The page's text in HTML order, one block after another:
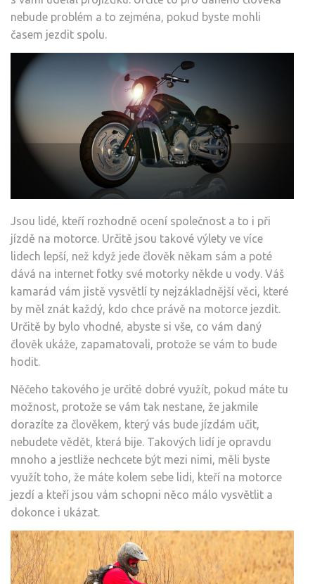
nebude problém a to zejména, pokud byste mohli
časem jezdit spolu.
Jsou lidé, kteří rozhodně ocení společnost a to i při
jízdě na motorce. Určitě jsou takové výlety ve více
lidech lepší, než když jede člověk někam sám a poté
dává na internet fotky své motorky někde u vody. Váš
kamarád vám jistě vysvětlí ty nejzákladnější věci, které
by měl znát každý, kdo chce právě na motorce jezdit.
Určitě by bylo vhodné, abyste si vše, co vám daný
člověk ukáže, zapamatovali, protože se vám to bude
hodit.
Něčeho takového je určitě dobré využít, pokud máte tu
možnost, protože se vám tak nestane, že jakmile
dorazíte za člověkem, který vás bude jízdám učit,
nebudete vědět, která bije. Takových lidí je opravdu
mnoho a jestliže nechcete být mezi nimi, měli byste
využít toho, že máte kolem sebe lidi, kteří na motorce
jezdí a kteří jsou vám schopni něco málo vysvětlit a
dokonce i ukázat.